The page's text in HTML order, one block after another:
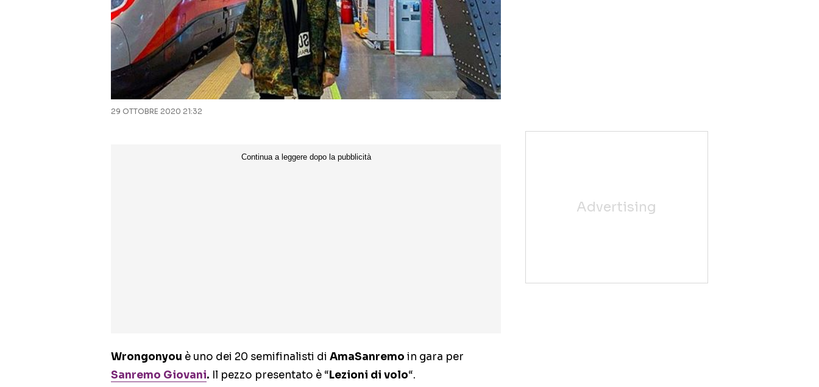
29 OTTOBRE 2020 21:32
Wrongonyou è uno dei 20 semifinalisti di AmaSanremo in gara per
Sanremo Giovani. Il pezzo presentato è “Lezioni di volo“.